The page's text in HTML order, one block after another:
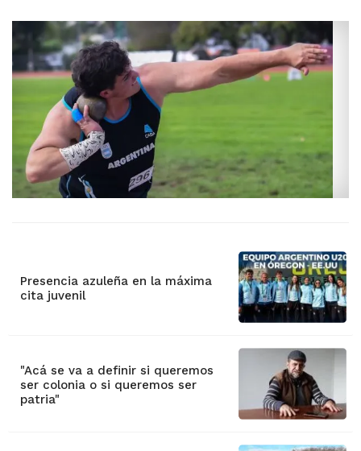
Presencia azuleña en la máxima
cita juvenil
"Acá se va a definir si queremos
ser colonia o si queremos ser
patria"